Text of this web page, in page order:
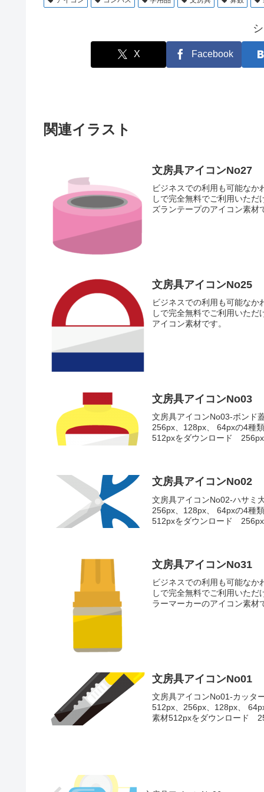
X Facebook
関連イラスト
文房具アイコンNo27
ビジネスでの利用も可能な
しで完全無料でご利用いた
ズランテープのアイコン素材
文房具アイコンNo25
ビジネスでの利用も可能な
しで完全無料でご利用いた
アイコン素材です。
文房具アイコンNo03
文房具アイコンNo03-ボンド
256px、128px、 64pxの4種
512pxをダウンロード
文房具アイコンNo02
文房具アイコンNo02-ハサミ
256px、128px、 64pxの4種
512pxをダウンロード
文房具アイコンNo31
ビジネスでの利用も可能な
しで完全無料でご利用いた
ラーマーカーのアイコン素材
文房具アイコンNo01
文房具アイコンNo01-カッタ
512px、256px、128px、
素材512pxをダウンロード